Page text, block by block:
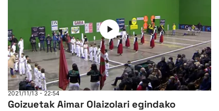
2021/11/13 - 22:54
Goizuetak Aimar Olaizolari egindako